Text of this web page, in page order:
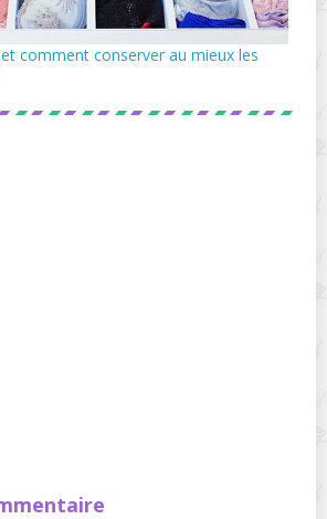
comment conserver au mieux les